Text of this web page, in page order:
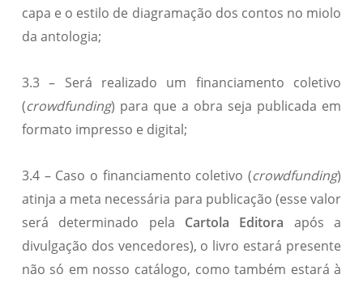
capa e o estilo de diagramação dos contos no miolo
da antologia;
3.3 – Será realizado um financiamento coletivo
(crowdfunding) para que a obra seja publicada em
formato impresso e digital;
3.4 – Caso o financiamento coletivo (crowdfunding)
atinja a meta necessária para publicação (esse valor
será determinado pela Cartola Editora após a
divulgação dos vencedores), o livro estará presente
não só em nosso catálogo, como também estará à